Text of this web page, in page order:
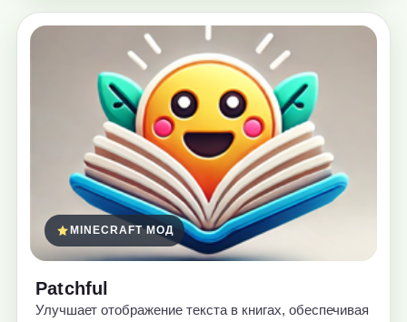
MINECRAFT МОД
Patchful
Улучшает отображение текста в книгах, обеспечивая